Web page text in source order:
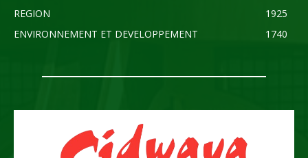
REGION
1925
ENVIRONNEMENT ET DEVELOPPEMENT
1740